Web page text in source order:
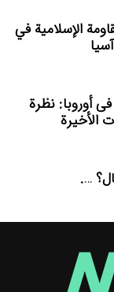
الإسلامیة في
أوروبا: نظرة
الأخیرة
….